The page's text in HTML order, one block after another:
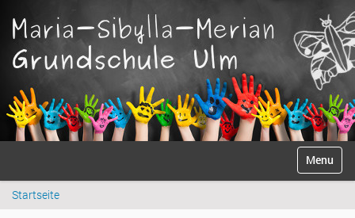
Anmelden
k
Toggle
Startseite